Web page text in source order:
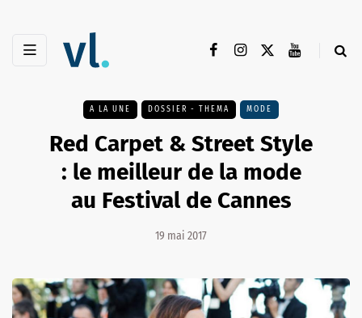
A LA UNE DOSSIER - THEMA MODE
Red Carpet & Street Style
: le meilleur de la mode
au Festival de Cannes
19 mai 2017